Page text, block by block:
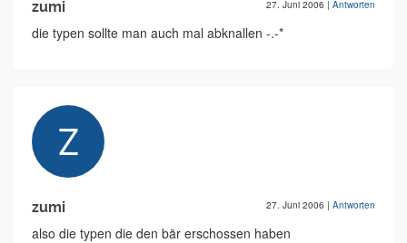
zumi 27. Juni 2006 | Antworten
die typen sollte man auch mal abknallen -.-*
zumi 27. Juni 2006 | Antworten
also die typen die den bär erschossen haben